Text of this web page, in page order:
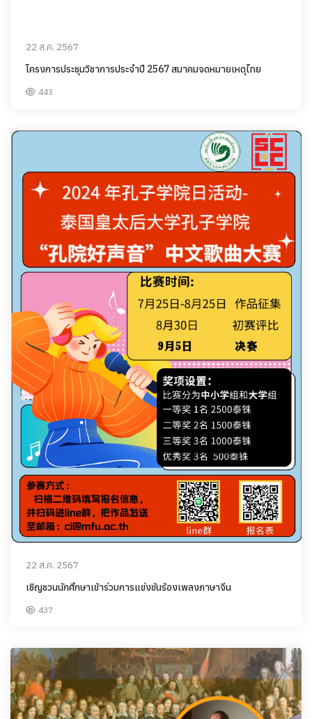
22 ส.ค. 2567
โครงการประชุมวิชาการประจำปี 2567 สมาคมจดหมายเหตุไทย
443
22 ส.ค. 2567
เชิญชวนนักศึกษาเข้าร่วมการแข่งขันร้องเพลงภาษาจีน
437